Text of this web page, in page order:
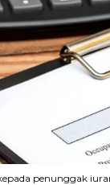
penunggak